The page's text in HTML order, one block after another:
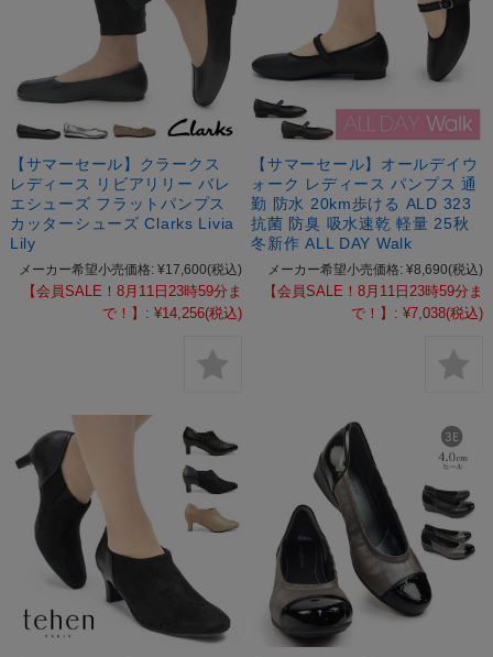
【サマーセール】クラークス
レディース リビアリリー バレ
エシューズ フラットパンプス
カッターシューズ Clarks Livia
Lily
メーカー希望小売価格: ¥17,600(税込)
【会員SALE！8月11日23時59分ま
で！】: ¥14,256(税込)
【サマーセール】オールデイウ
ォーク レディース パンプス 通
勤 防水 20km歩ける ALD 323
抗菌 防臭 吸水速乾 軽量 25秋
冬新作 ALL DAY Walk
メーカー希望小売価格: ¥8,690(税込)
【会員SALE！8月11日23時59分ま
で！】: ¥7,038(税込)